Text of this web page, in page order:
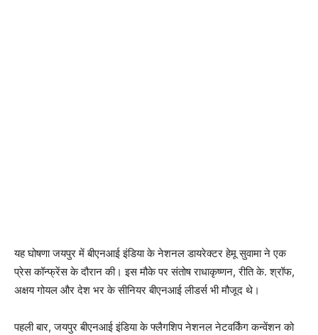
यह घोषणा जयपुर में बीएनआई इंडिया के नेशनल डायरेक्टर हेमू सुवामा ने एक
प्रेस कॉन्फ्रेंस के दौरान की। इस मौके पर संतोष राधाकृष्णन, रीति के. श्रॉफ,
अक्षय गोयल और देश भर के सीनियर बीएनआई लीडर्स भी मौजूद थे।
पहली बार, जयपुर बीएनआई इंडिया के फ्लैगशिप नेशनल नेटवर्किंग कन्वेंशन को